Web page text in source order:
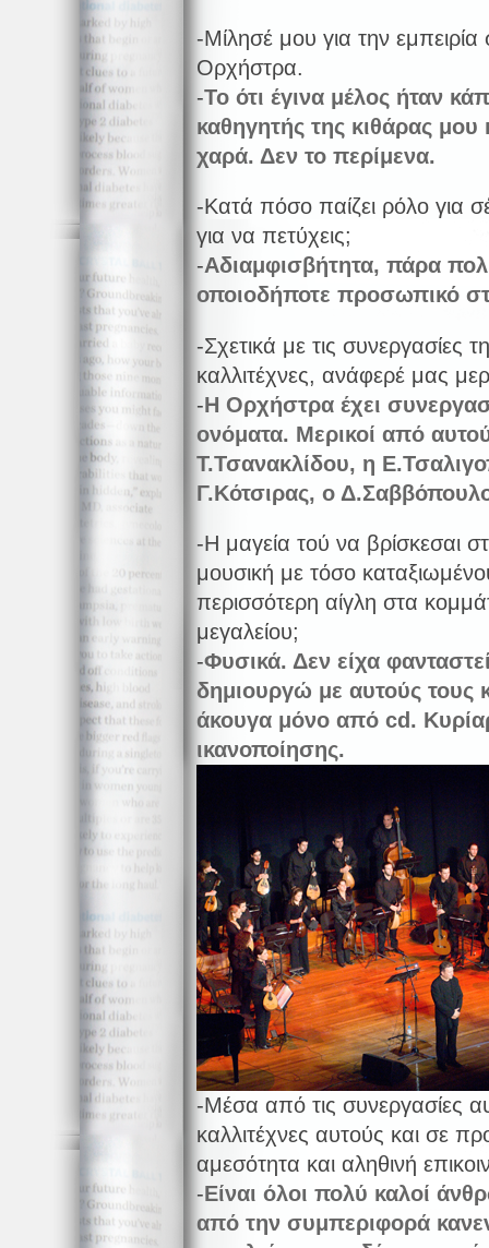
-Μίλησέ μου για την
Ορχήστρα.
-Το ότι έγινα μέλος ήταν
καθηγητής της κιθάρας
χαρά. Δεν το περίμενα.
-Κατά πόσο παίζει ρόλο για
για να πετύχεις;
-Αδιαμφισβήτητα, πάρα
οποιοδήποτε προσωπικό
-Σχετικά με τις
καλλιτέχνες, ανάφερέ μας
-Η Ορχήστρα έχει
ονόματα. Μερικοί από
Τ.Τσανακλίδου, η
Γ.Κότσιρας, ο
-Η μαγεία τού να βρίσκεσαι
μουσική με τόσο
περισσότερη αίγλη στα
μεγαλείου;
-Φυσικά. Δεν είχα
δημιουργώ με αυτούς τους
άκουγα μόνο από cd.
ικανοποίησης.
-Μέσα από τις συνεργασίες
καλλιτέχνες αυτούς και σε
αμεσότητα και αληθινή
-Είναι όλοι πολύ καλοί
από την συμπεριφορά